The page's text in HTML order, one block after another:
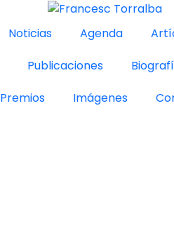
Noticias Agenda
Publicaciones
Premios
Imágenes